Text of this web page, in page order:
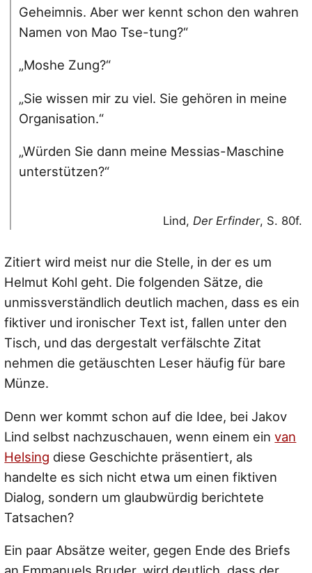
Geheimnis. Aber wer kennt schon den wahren
Namen von Mao Tse-tung?“
„Moshe Zung?“
„Sie wissen mir zu viel. Sie gehören in meine
Organisation.“
„Würden Sie dann meine Messias-Maschine
unterstützen?“
Lind, Der Erfinder, S. 80f.
Zitiert wird meist nur die Stelle, in der es um
Helmut Kohl geht. Die folgenden Sätze, die
unmissverständlich deutlich machen, dass es ein
fiktiver und ironischer Text ist, fallen unter den
Tisch, und das dergestalt verfälschte Zitat
nehmen die getäuschten Leser häufig für bare
Münze.
Denn wer kommt schon auf die Idee, bei Jakov
Lind selbst nachzuschauen, wenn einem einvan
Helsing diese Geschichte präsentiert, als
handelte es sich nicht etwa um einen fiktiven
Dialog, sondern um glaubwürdig berichtete
Tatsachen?
Ein paar Absätze weiter, gegen Ende des Briefs